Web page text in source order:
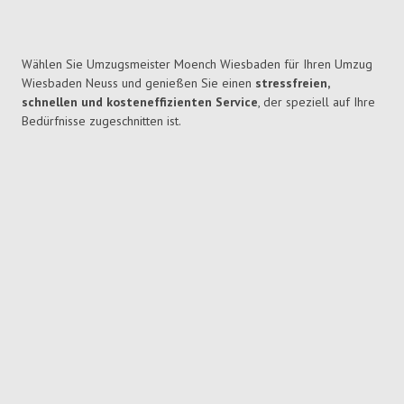
Wählen Sie Umzugsmeister Moench Wiesbaden für Ihren Umzug
Wiesbaden Neuss und genießen Sie einen stressfreien,
schnellen und kosteneffizienten Service, der speziell auf Ihre
Bedürfnisse zugeschnitten ist.